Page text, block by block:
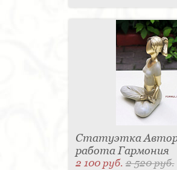
Статуэтка
работа Гармония
2 100 руб.2 520 руб.